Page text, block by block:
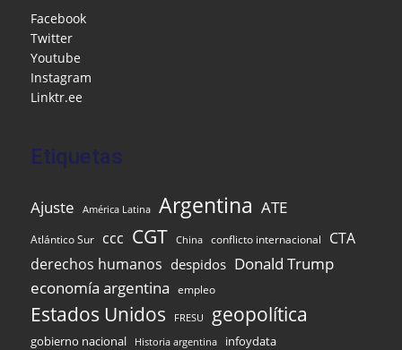
o
o
k
Facebook
Twitter
Youtube
Instagram
Linktr.ee
Etiquetas
Ajuste América Latina Argentina ATE
Atlántico Sur ccc CGT China conflicto internacional CTA
derechos humanos despidos Donald Trump
economía argentina
empleo
Estados Unidos FRESU geopolítica
gobierno nacional Historia argentina infoydata